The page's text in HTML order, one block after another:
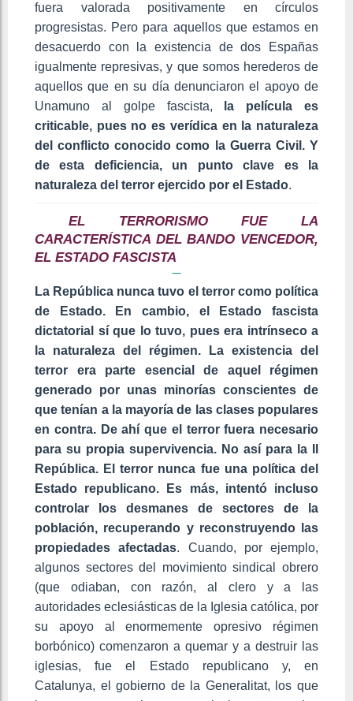
fuera valorada positivamente en círculos
progresistas. Pero para aquellos que estamos en
desacuerdo con la existencia de dos Españas
igualmente represivas, y que somos herederos de
aquellos que en su día denunciaron el apoyo de
Unamuno al golpe fascista,
la película es
criticable, pues no es verídica en la naturaleza
del conflicto conocido como la Guerra Civil. Y
de esta deficiencia, un punto clave es la
naturaleza del terror ejercido por el Estado.
EL TERRORISMO FUE LA
CARACTERÍSTICA DEL BANDO VENCEDOR,
EL ESTADO FASCISTA
La República nunca tuvo el terror como política
de Estado. En cambio, el Estado fascista
dictatorial sí que lo tuvo, pues era intrínseco a
la naturaleza del régimen. La existencia del
terror era parte esencial de aquel régimen
generado por unas minorías conscientes de
que tenían a la mayoría de las clases populares
en contra. De ahí que el terror fuera necesario
para su propia supervivencia. No así para la II
República. El terror nunca fue una política del
Estado republicano. Es más, intentó incluso
controlar los desmanes de sectores de la
población, recuperando y reconstruyendo las
propiedades afectadas. Cuando, por ejemplo,
algunos sectores del movimiento sindical obrero
(que odiaban, con razón, al clero y a las
autoridades eclesiásticas de la Iglesia católica, por
su apoyo al enormemente opresivo régimen
borbónico) comenzaron a quemar y a destruir las
iglesias, fue el Estado republicano y, en
Catalunya, el gobierno de la Generalitat, los que